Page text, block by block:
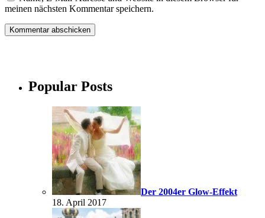
meinen nächsten Kommentar speichern.
Popular Posts
Der 2004er Glow-Effekt
18. April 2017